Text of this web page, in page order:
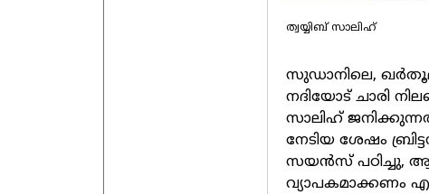
ത്വയ്യിബ് സാലിഹ്
സുഡാനിലെ,
നദിയോട് ചാരി
സാലിഹ്
നേടിയ ശേഷം
സയൻസ് പഠിച്ചു,
വ്യാപകമാക്കണം